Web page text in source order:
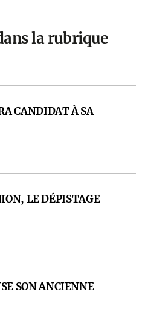
la rubrique
CANDIDAT À SA
LE DÉPISTAGE
SON ANCIENNE